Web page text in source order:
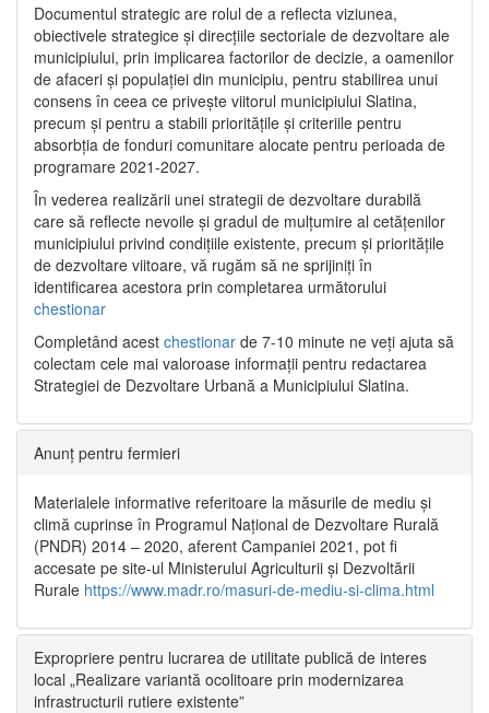
Documentul strategic are rolul de a reflecta viziunea,
obiectivele strategice și direcțiile sectoriale de dezvoltare ale
municipiului, prin implicarea factorilor de decizie, a oamenilor
de afaceri și populației din municipiu, pentru stabilirea unui
consens în ceea ce privește viitorul municipiului Slatina,
precum și pentru a stabili prioritățile și criteriile pentru
absorbția de fonduri comunitare alocate pentru perioada de
programare 2021-2027.
În vederea realizării unei strategii de dezvoltare durabilă
care să reflecte nevoile și gradul de mulțumire al cetățenilor
municipiului privind condițiile existente, precum și prioritățile
de dezvoltare viitoare, vă rugăm să ne sprijiniți în
identificarea acestora prin completarea următorului
chestionar
Completând acest chestionar de 7-10 minute ne veți ajuta să
colectam cele mai valoroase informații pentru redactarea
Strategiei de Dezvoltare Urbană a Municipiului Slatina.
Anunț pentru fermieri
Materialele informative referitoare la măsurile de mediu și
climă cuprinse în Programul Național de Dezvoltare Rurală
(PNDR) 2014 – 2020, aferent Campaniei 2021, pot fi
accesate pe site-ul Ministerului Agriculturii și Dezvoltării
Rurale https://www.madr.ro/masuri-de-mediu-si-clima.html
Expropriere pentru lucrarea de utilitate publică de interes
local „Realizare variantă ocolitoare prin modernizarea
infrastructurii rutiere existente”